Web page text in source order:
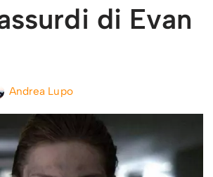
di Evan
Andrea Lupo